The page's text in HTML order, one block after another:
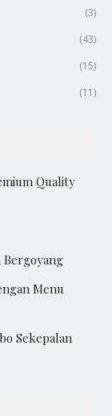
(3)
(43)
(15)
(11)
Quality
Bergoyang
Menu
Sekepalan